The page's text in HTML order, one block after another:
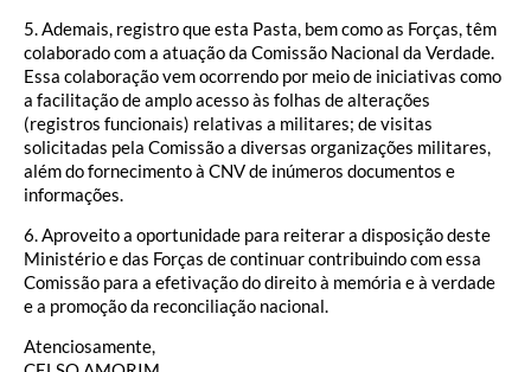
5. Ademais, registro que esta Pasta, bem como as Forças, têm
colaborado com a atuação da Comissão Nacional da Verdade.
Essa colaboração vem ocorrendo por meio de iniciativas como
a facilitação de amplo acesso às folhas de alterações
(registros funcionais) relativas a militares; de visitas
solicitadas pela Comissão a diversas organizações militares,
além do fornecimento à CNV de inúmeros documentos e
informações.
6. Aproveito a oportunidade para reiterar a disposição deste
Ministério e das Forças de continuar contribuindo com essa
Comissão para a efetivação do direito à memória e à verdade
e a promoção da reconciliação nacional.
Atenciosamente,